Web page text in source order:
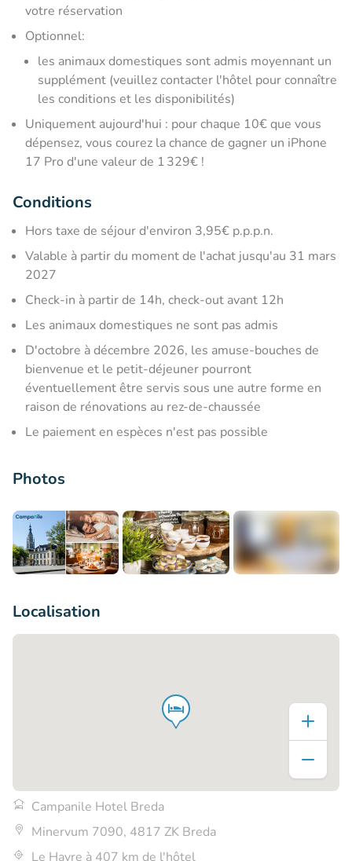
votre réservation
Optionnel:
les animaux domestiques sont admis moyennant un
supplément (veuillez contacter l'hôtel pour connaître
les conditions et les disponibilités)
Uniquement aujourd'hui : pour chaque 10€ que vous
dépensez, vous courez la chance de gagner un iPhone
17 Pro d'une valeur de 1 329€ !
Conditions
Hors taxe de séjour d'environ 3,95€ p.p.p.n.
Valable à partir du moment de l'achat jusqu'au 31 mars
2027
Check-in à partir de 14h, check-out avant 12h
Les animaux domestiques ne sont pas admis
D'octobre à décembre 2026, les amuse-bouches de
bienvenue et le petit-déjeuner pourront
éventuellement être servis sous une autre forme en
raison de rénovations au rez-de-chaussée
Le paiement en espèces n'est pas possible
Photos
Localisation
Campanile Hotel Breda
Minervum 7090, 4817 ZK Breda
Le Havre à 407 km de l'hôtel